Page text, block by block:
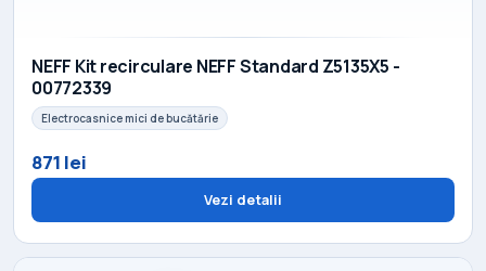
NEFF Kit recirculare NEFF Standard Z5135X5 -
00772339
Electrocasnice mici de bucătărie
871 lei
Vezi detalii